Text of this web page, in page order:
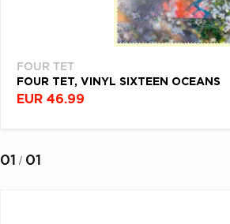
FOUR TET
FOUR TET, VINYL SIXTEEN OCEANS
EUR 46.99
01 / 01